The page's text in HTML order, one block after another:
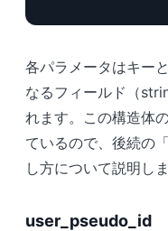
各パラメータはキー
なるフィールド（
れます。この構造体
ているので、後続の
し方について説明しま
user_pseudo_id